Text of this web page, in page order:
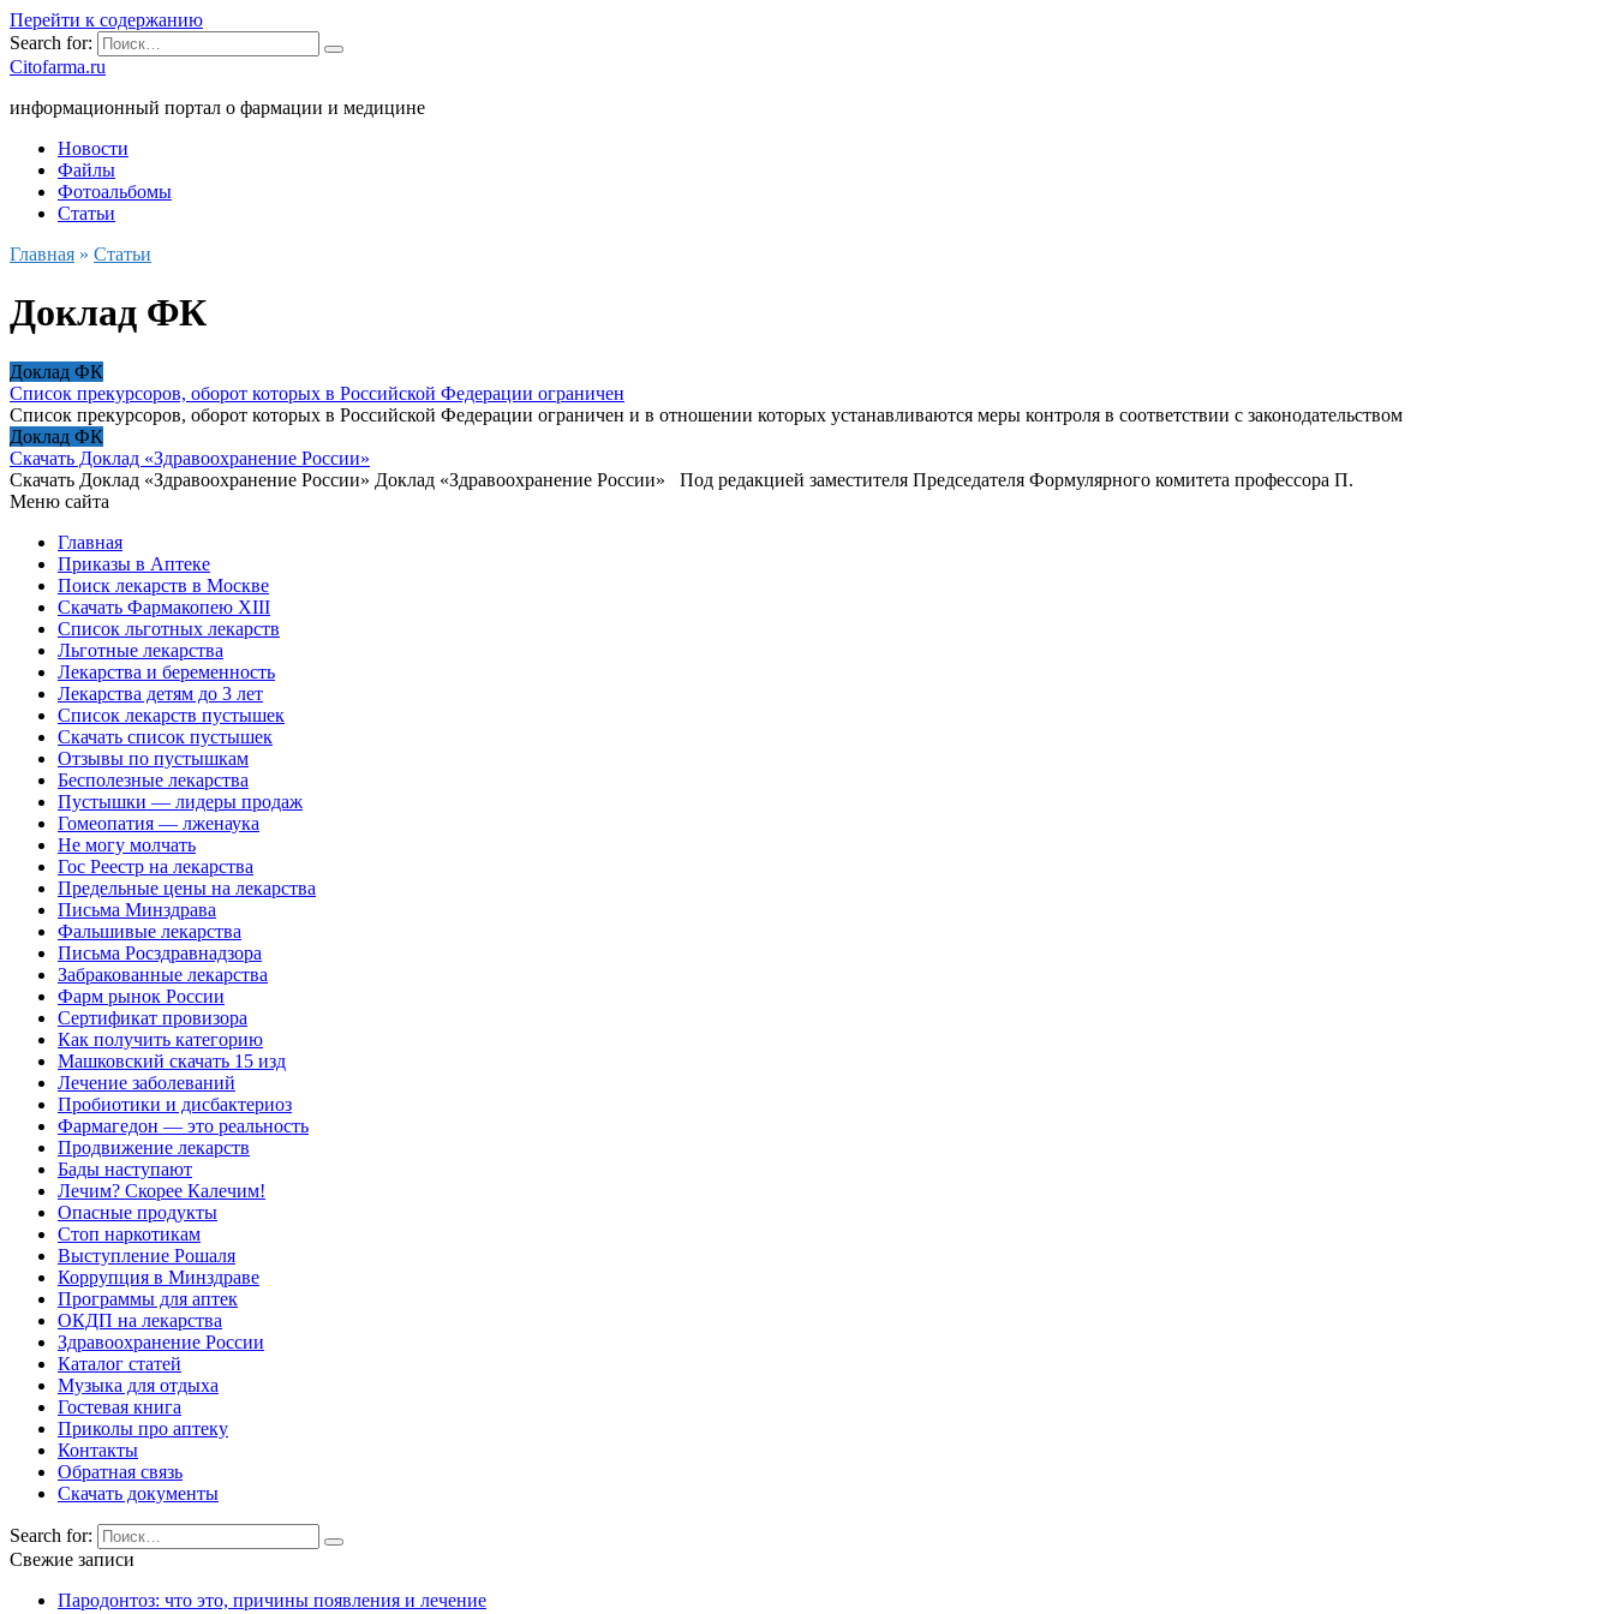
Перейти к содержанию
Search for:
Citofarma.ru
информационный портал о фармации и медицине
Новости
Файлы
Фотоальбомы
Статьи
Главная » Статьи
Доклад ФК
Доклад ФК
Список прекурсоров, оборот которых в Российской Федерации ограничен
Список прекурсоров, оборот которых в Российской Федерации ограничен и в отношении которых устанавливаются меры контроля в соответствии с законодательством
Доклад ФК
Скачать Доклад «Здравоохранение России»
Скачать Доклад «Здравоохранение России» Доклад «Здравоохранение России» Под редакцией заместителя Председателя Формулярного комитета профессора П.
Меню сайта
Главная
Приказы в Аптеке
Поиск лекарств в Москве
Скачать Фармакопею XIII
Список льготных лекарств
Льготные лекарства
Лекарства и беременность
Лекарства детям до 3 лет
Список лекарств пустышек
Скачать список пустышек
Отзывы по пустышкам
Бесполезные лекарства
Пустышки — лидеры продаж
Гомеопатия — лженаука
Не могу молчать
Гос Реестр на лекарства
Предельные цены на лекарства
Письма Минздрава
Фальшивые лекарства
Письма Росздравнадзора
Забракованные лекарства
Фарм рынок России
Сертификат провизора
Как получить категорию
Машковский скачать 15 изд
Лечение заболеваний
Пробиотики и дисбактериоз
Фармагедон — это реальность
Продвижение лекарств
Бады наступают
Лечим? Скорее Калечим!
Опасные продукты
Стоп наркотикам
Выступление Рошаля
Коррупция в Минздраве
Программы для аптек
ОКДП на лекарства
Здравоохранение России
Каталог статей
Музыка для отдыха
Гостевая книга
Приколы про аптеку
Контакты
Обратная связь
Скачать документы
Search for:
Свежие записи
Пародонтоз: что это, причины появления и лечение